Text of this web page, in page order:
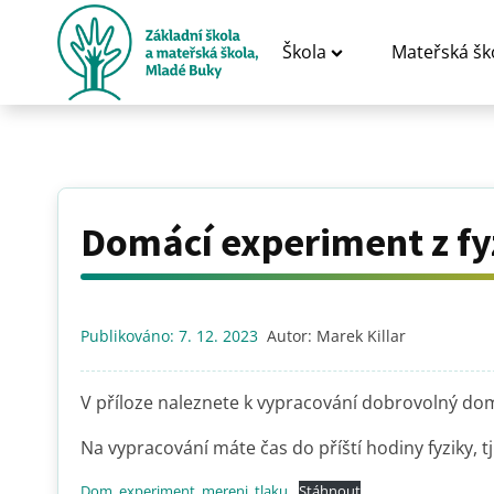
Škola Mateřská
Domácí experiment z
Publikováno: 7. 12. 2023 Autor: Marek Killar
V příloze naleznete k vypracování dobrovolný
Na vypracování máte čas do příští hodiny fyziky,